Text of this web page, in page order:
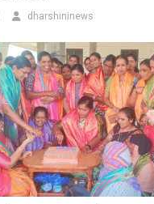
dharshininews